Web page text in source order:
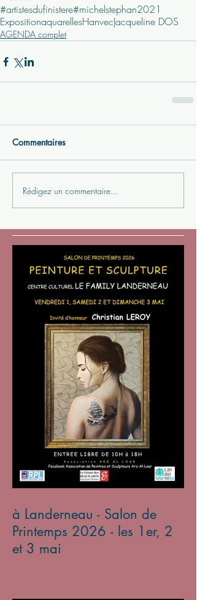
#artistesdufinistere#michelstephan2021
ExpositionaquarellesHanvecJacqueline DOS
AGENDA complet
Commentaires
Rédigez un commentaire...
à Landerneau - Salon de
Printemps 2026 - les 1er, 2
et 3 mai